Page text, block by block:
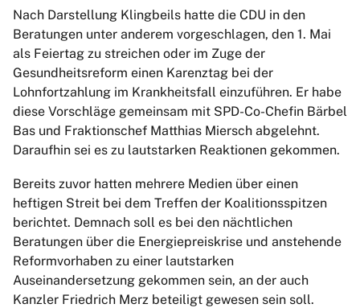
Nach Darstellung Klingbeils hatte die CDU in den
Beratungen unter anderem vorgeschlagen, den 1. Mai
als Feiertag zu streichen oder im Zuge der
Gesundheitsreform einen Karenztag bei der
Lohnfortzahlung im Krankheitsfall einzuführen. Er habe
diese Vorschläge gemeinsam mit SPD-Co-Chefin Bärbel
Bas und Fraktionschef Matthias Miersch abgelehnt.
Daraufhin sei es zu lautstarken Reaktionen gekommen.
Bereits zuvor hatten mehrere Medien über einen
heftigen Streit bei dem Treffen der Koalitionsspitzen
berichtet. Demnach soll es bei den nächtlichen
Beratungen über die Energiepreiskrise und anstehende
Reformvorhaben zu einer lautstarken
Auseinandersetzung gekommen sein, an der auch
Kanzler Friedrich Merz beteiligt gewesen sein soll.